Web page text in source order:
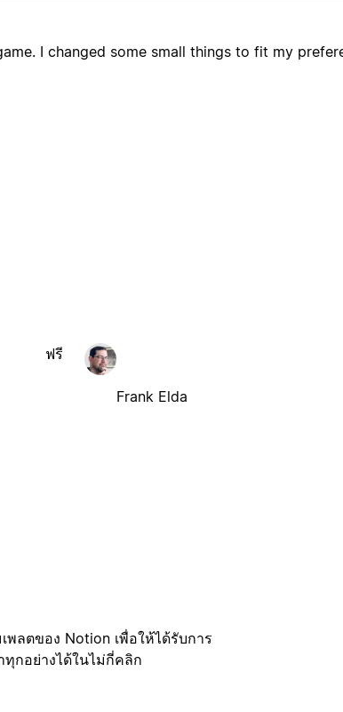
I changed some small things to fit my
ฟรี
Frank Elda
พลตของ Notion เพื่อให้ได้รับการ
กอย่างได้ในไม่กี่คลิก